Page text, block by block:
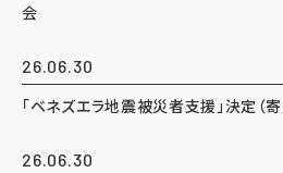
会
26.06.30
「ベネズエラ地震被災者支援」決定（
26.06.30